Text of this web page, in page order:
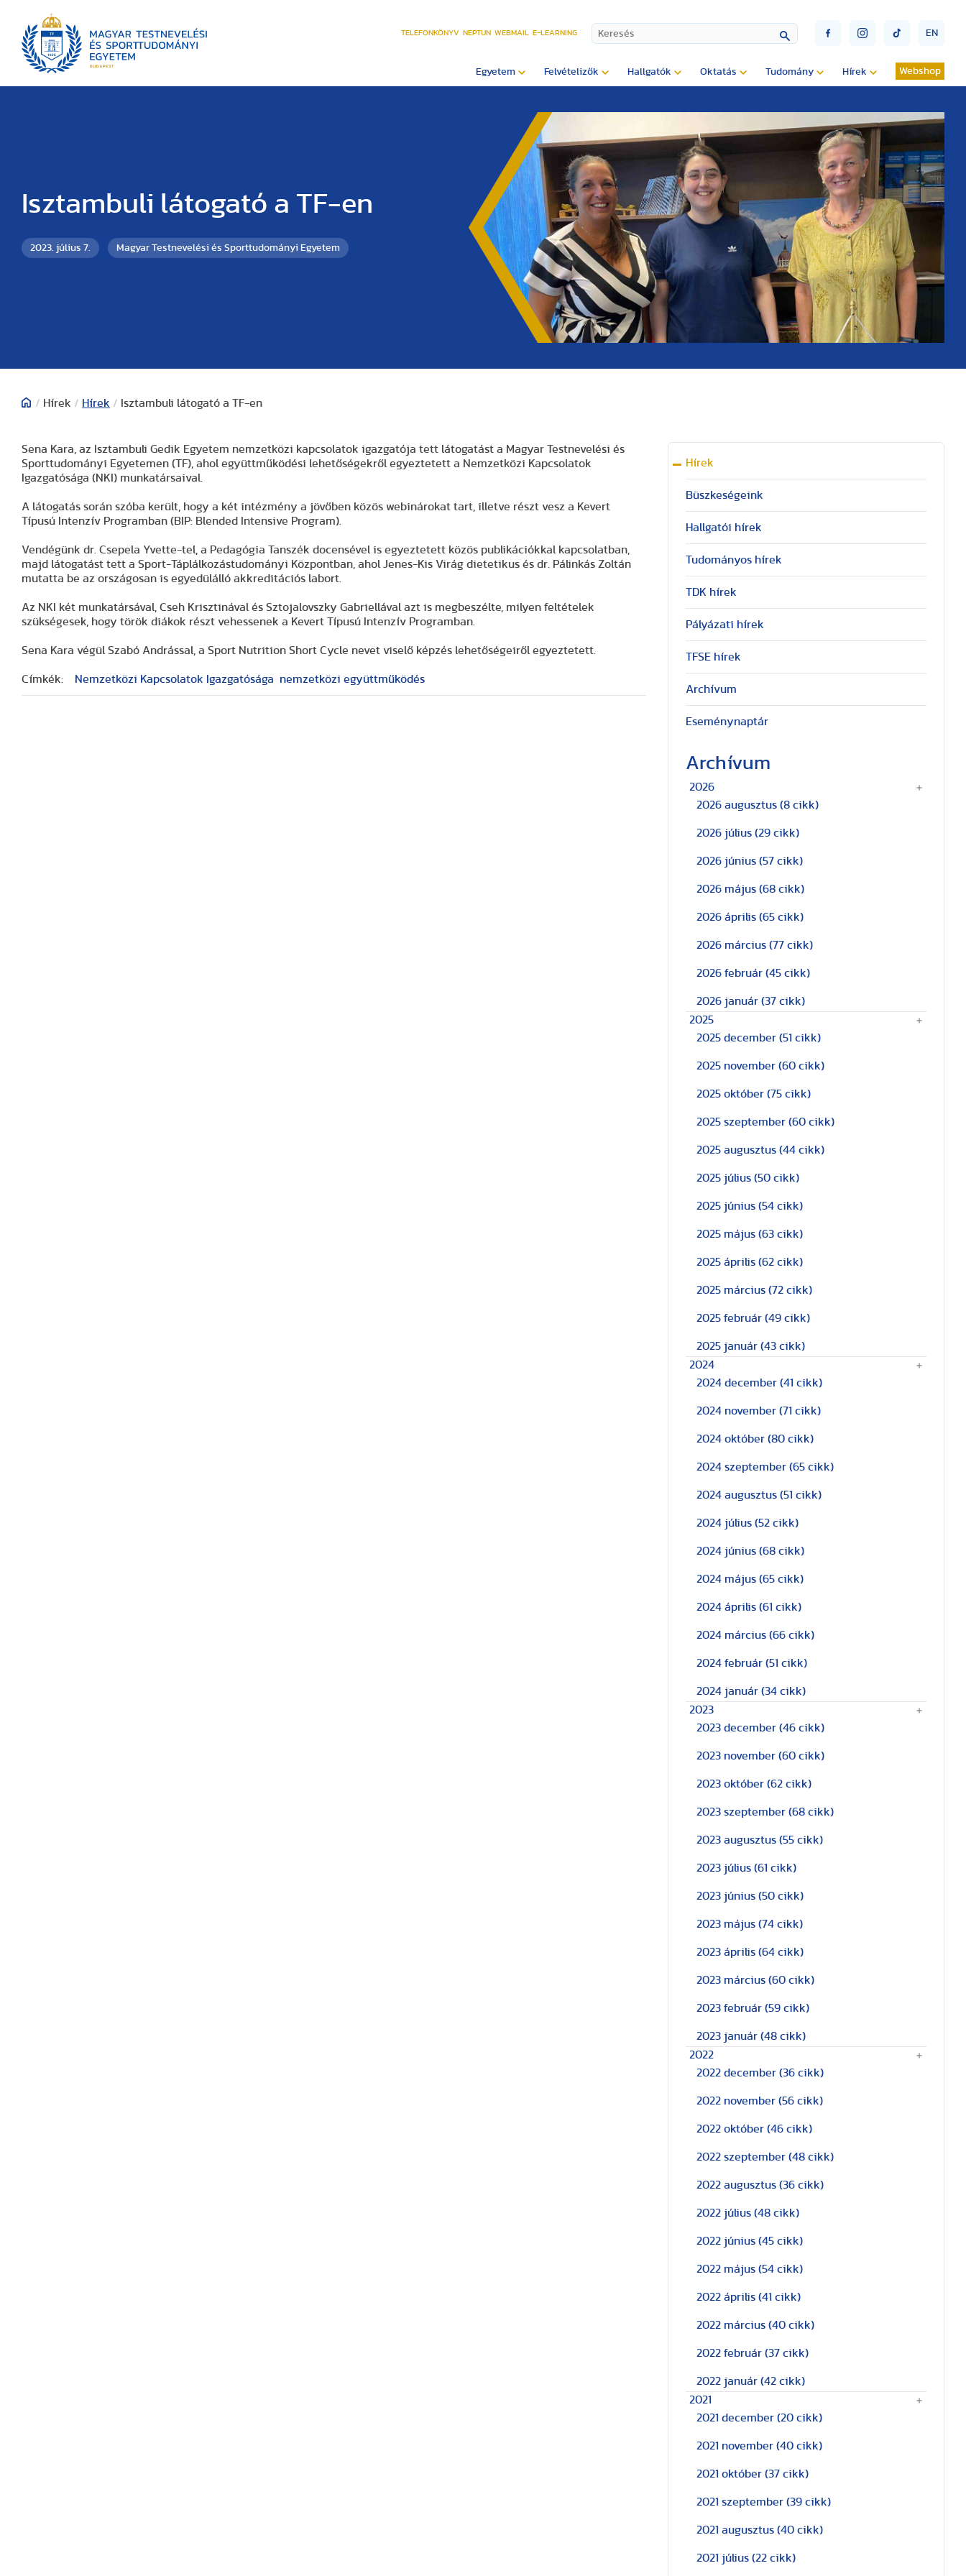
TELEFONKÖNYV NEPTUN WEBMAIL E-LEARNING EN
Egyetem Felvételizők Hallgatók Oktatás Tudomány Hírek Webshop
Isztambuli látogató a TF-en
2023. július 7. Magyar Testnevelési és Sporttudományi Egyetem
/ Hírek / Hírek / Isztambuli látogató a TF-en
Sena Kara, az Isztambuli Gedik Egyetem nemzetközi kapcsolatok igazgatója tett látogatást a Magyar Testnevelési és
Sporttudományi Egyetemen (TF), ahol együttműködési lehetőségekről egyeztetett a Nemzetközi Kapcsolatok
Igazgatósága (NKI) munkatársaival.
A látogatás során szóba került, hogy a két intézmény a jövőben közös webinárokat tart, illetve részt vesz a Kevert
Típusú Intenzív Programban (BIP: Blended Intensive Program).
Vendégünk dr. Csepela Yvette-tel, a Pedagógia Tanszék docensével is egyeztetett közös publikációkkal kapcsolatban,
majd látogatást tett a Sport-Táplálkozástudományi Központban, ahol Jenes-Kis Virág dietetikus és dr. Pálinkás Zoltán
mutatta be az országosan is egyedülálló akkreditációs labort.
Az NKI két munkatársával, Cseh Krisztinával és Sztojalovszky Gabriellával azt is megbeszélte, milyen feltételek
szükségesek, hogy török diákok részt vehessenek a Kevert Típusú Intenzív Programban.
Sena Kara végül Szabó Andrással, a Sport Nutrition Short Cycle nevet viselő képzés lehetőségeiről egyeztetett.
Címkék: Nemzetközi Kapcsolatok Igazgatósága nemzetközi együttműködés
Hírek
Büszkeségeink
Hallgatói hírek
Tudományos hírek
TDK hírek
Pályázati hírek
TFSE hírek
Archívum
Eseménynaptár
Archívum
2026
2026 augusztus (8 cikk)
2026 július (29 cikk)
2026 június (57 cikk)
2026 május (68 cikk)
2026 április (65 cikk)
2026 március (77 cikk)
2026 február (45 cikk)
2026 január (37 cikk)
2025
2025 december (51 cikk)
2025 november (60 cikk)
2025 október (75 cikk)
2025 szeptember (60 cikk)
2025 augusztus (44 cikk)
2025 július (50 cikk)
2025 június (54 cikk)
2025 május (63 cikk)
2025 április (62 cikk)
2025 március (72 cikk)
2025 február (49 cikk)
2025 január (43 cikk)
2024
2024 december (41 cikk)
2024 november (71 cikk)
2024 október (80 cikk)
2024 szeptember (65 cikk)
2024 augusztus (51 cikk)
2024 július (52 cikk)
2024 június (68 cikk)
2024 május (65 cikk)
2024 április (61 cikk)
2024 március (66 cikk)
2024 február (51 cikk)
2024 január (34 cikk)
2023
2023 december (46 cikk)
2023 november (60 cikk)
2023 október (62 cikk)
2023 szeptember (68 cikk)
2023 augusztus (55 cikk)
2023 július (61 cikk)
2023 június (50 cikk)
2023 május (74 cikk)
2023 április (64 cikk)
2023 március (60 cikk)
2023 február (59 cikk)
2023 január (48 cikk)
2022
2022 december (36 cikk)
2022 november (56 cikk)
2022 október (46 cikk)
2022 szeptember (48 cikk)
2022 augusztus (36 cikk)
2022 július (48 cikk)
2022 június (45 cikk)
2022 május (54 cikk)
2022 április (41 cikk)
2022 március (40 cikk)
2022 február (37 cikk)
2022 január (42 cikk)
2021
2021 december (20 cikk)
2021 november (40 cikk)
2021 október (37 cikk)
2021 szeptember (39 cikk)
2021 augusztus (40 cikk)
2021 július (22 cikk)